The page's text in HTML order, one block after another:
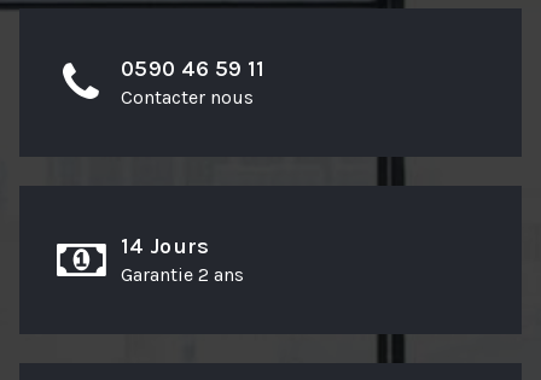
0590 46 59 11
Contacter nous
14 Jours
Garantie 2 ans